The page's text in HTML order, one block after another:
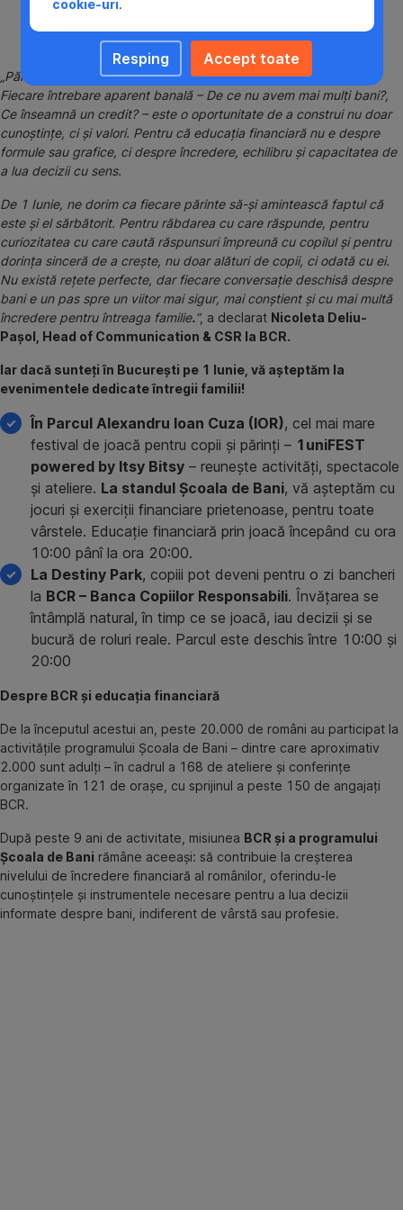
mașină, în drum spre parc.
„Părinții au un impact uriaș în formarea relației copiilor cu banii.
Fiecare întrebare aparent banală – De ce nu avem mai mulți bani?,
Ce înseamnă un credit? – este o oportunitate de a construi nu doar
cunoștințe, ci și valori. Pentru că educația financiară nu e despre
formule sau grafice, ci despre încredere, echilibru și capacitatea de
a lua decizii cu sens.
De 1 Iunie, ne dorim ca fiecare părinte să-și amintească faptul că
este și el sărbătorit. Pentru răbdarea cu care răspunde, pentru
curiozitatea cu care caută răspunsuri împreună cu copilul și pentru
dorința sinceră de a crește, nu doar alături de copii, ci odată cu ei.
Nu există rețete perfecte, dar fiecare conversație deschisă despre
bani e un pas spre un viitor mai sigur, mai conștient și cu mai multă
încredere pentru întreaga familie.”, a declarat Nicoleta Deliu-
Pașol, Head of Communication & CSR la BCR.
Iar dacă sunteți în București pe 1 Iunie, vă așteptăm la
evenimentele dedicate întregii familii!
În Parcul Alexandru Ioan Cuza (IOR), cel mai mare
festival de joacă pentru copii și părinți – 1uniFEST
powered by Itsy Bitsy – reunește activități, spectacole
și ateliere. La standul Școala de Bani, vă așteptăm cu
jocuri și exerciții financiare prietenoase, pentru toate
vârstele. Educație financiară prin joacă începând cu ora
10:00 pânî la ora 20:00.
La Destiny Park, copiii pot deveni pentru o zi bancheri
la BCR – Banca Copiilor Responsabili. Învățarea se
întâmplă natural, în timp ce se joacă, iau decizii și se
bucură de roluri reale. Parcul este deschis între 10:00 și
20:00
Despre BCR și educația financiară
De la începutul acestui an, peste 20.000 de români au participat la
activitățile programului Școala de Bani – dintre care aproximativ
2.000 sunt adulți – în cadrul a 168 de ateliere și conferințe
organizate în 121 de orașe, cu sprijinul a peste 150 de angajați
BCR.
După peste 9 ani de activitate, misiunea BCR și a programului
Școala de Bani rămâne aceeași: să contribuie la creșterea
nivelului de încredere financiară al românilor, oferindu-le
cunoștințele și instrumentele necesare pentru a lua decizii
informate despre bani, indiferent de vârstă sau profesie.
cookie-uri.
Resping Accept toate